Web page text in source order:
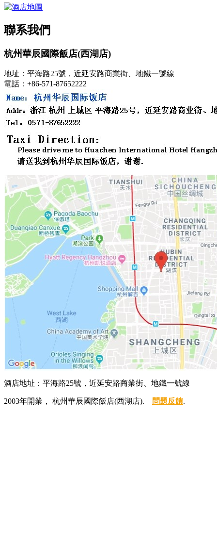
聯系我們
杭州華辰國際飯店(西湖店)
地址：平海路25號，近延安路商業街、地鐵一號線
電話：+86-571-87652222
酒店地址：平海路25號，近延安路商業街、地鐵一號線
2003年開業， 杭州華辰國際飯店(西湖店). 問題反饋.